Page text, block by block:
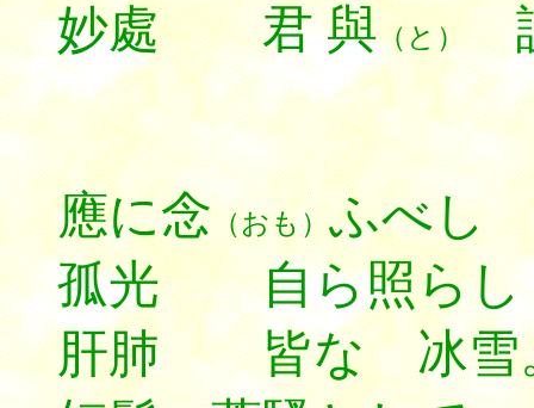
妙處 君 與（と）
應に念（おも）ふべし
孤光 自ら照らし
肝肺 皆な 冰雪